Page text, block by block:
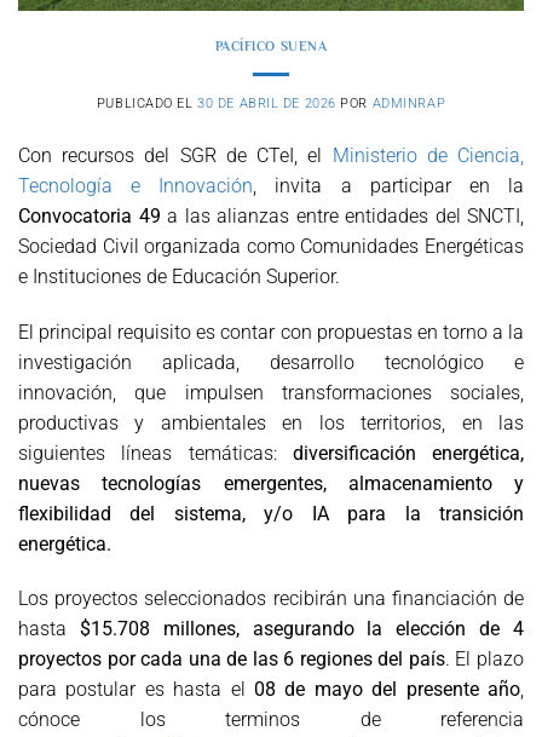
PACÍFICO SUENA
PUBLICADO EL30 DE ABRIL DE 2026 POR ADMINRAP
Con recursos del SGR de CTeI, el Ministerio de Ciencia,
Tecnología e Innovación , invita a participar en la
Convocatoria 49 a las alianzas entre entidades del SNCTI,
Sociedad Civil organizada como Comunidades Energéticas
e Instituciones de Educación Superior.
El principal requisito es contar con propuestas en torno a la
investigación aplicada, desarrollo tecnológico e
innovación, que impulsen transformaciones sociales,
productivas y ambientales en los territorios, en las
siguientes líneas temáticas: diversificación energética,
nuevas tecnologías emergentes, almacenamiento y
flexibilidad del sistema, y/o IA para la transición
energética.
Los proyectos seleccionados recibirán una financiación de
hasta $15.708 millones, asegurando la elección de 4
proyectos por cada una de las 6 regiones del país. El plazo
para postular es hasta el 08 de mayo del presente año,
cónoce los terminos de referencia